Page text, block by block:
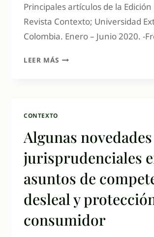
Principales artículos de la Edición
Revista Contexto; Universidad
Colombia. Enero – Junio 2020. -
LEER MÁS
CONTEXTO
Algunas novedades
jurisprudenciales
asuntos de
desleal y
consumidor